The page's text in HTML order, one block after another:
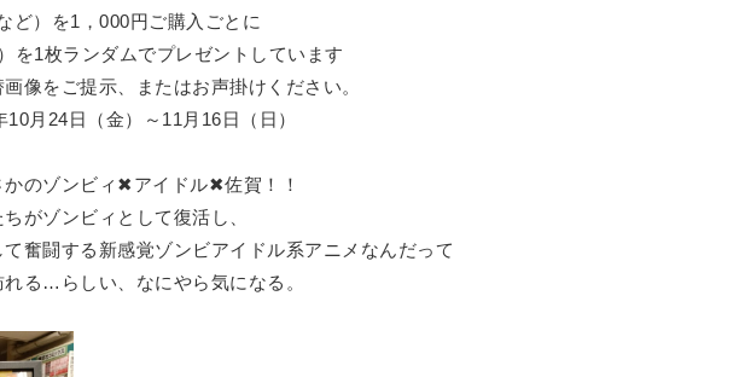
ど）を1，000円ご購入ごとに
を1枚ランダムでプレゼントしています
像をご提示、またはお声掛けください。
月24日（金）～11月16日（日）
のゾンビィ✖アイドル✖佐賀！！
がゾンビィとして復活し、
奮闘する新感覚ゾンビアイドル系アニメなんだって
る…らしい、なにやら気になる。